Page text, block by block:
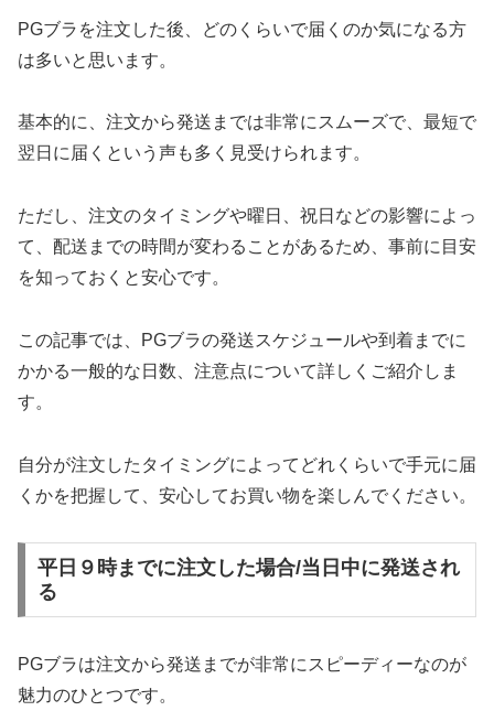
PGブラを注文した後、どのくらいで届くのか気になる方
は多いと思います。
基本的に、注文から発送までは非常にスムーズで、最短で
翌日に届くという声も多く見受けられます。
ただし、注文のタイミングや曜日、祝日などの影響によっ
て、配送までの時間が変わることがあるため、事前に目安
を知っておくと安心です。
この記事では、PGブラの発送スケジュールや到着までに
かかる一般的な日数、注意点について詳しくご紹介しま
す。
自分が注文したタイミングによってどれくらいで手元に届
くかを把握して、安心してお買い物を楽しんでください。
平日９時までに注文した場合/当日中に発送され
る
PGブラは注文から発送までが非常にスピーディーなのが
魅力のひとつです。